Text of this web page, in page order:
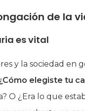
de la
es vital
y la sociedad en
elegiste tu
O ¿Era lo que